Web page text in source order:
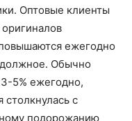
с вами в
Оптовые клиенты
ежегодно
должное. Обычно
5% ежегодно,
столкнулась с
подорожанию